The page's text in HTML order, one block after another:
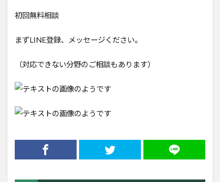
初回無料相談
まずLINE登録、メッセージください。
（対応できない分野のご相談もあります）